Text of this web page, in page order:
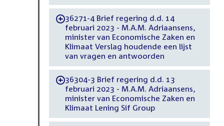
-36271-4 Brief regering d.d. 14
februari 2023 - M.A.M. Adriaansens,
minister van Economische Zaken en
Klimaat Verslag houdende een lijst
van vragen en antwoorden
-36304-3 Brief regering d.d. 13
februari 2023 - M.A.M. Adriaansens,
minister van Economische Zaken en
Klimaat Lening Sif Group